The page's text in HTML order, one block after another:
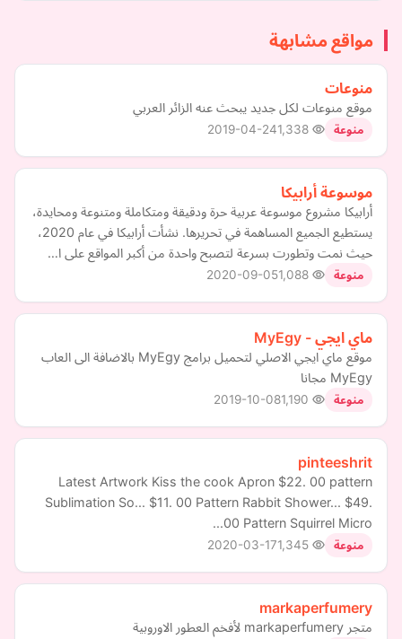
مواقع مشابهة
منوعات
موقع منوعات لكل جديد يبحث عنه الزائر العربي
منوعة 2019-04-24
موسوعة أرابيكا
أرابيكا مشروع موسوعة عربية حرة ودقيقة ومتكاملة ومتنوعة ومحايدة،
يستطيع الجميع المساهمة في تحريرها. نشأت أرابيكا في عام 2020،
حيث نمت وتطورت بسرعة لتصبح واحدة من أكبر المواقع على ا…
منوعة 2020-09-05
ماي ايجي - MyEgy
موقع ماي ايجي الاصلي لتحميل برامج MyEgy بالاضافة الى العاب
MyEgy مجانا
منوعة 2019-10-08
pinteeshrit
Latest Artwork Kiss the cook Apron $22. 00 pattern
Sublimation So... $11. 00 Pattern Rabbit Shower... $49.
00 Pattern Squirrel Micro...
منوعة 2020-03-17
markaperfumery
متجر markaperfumery لأفخم العطور الاوروبية